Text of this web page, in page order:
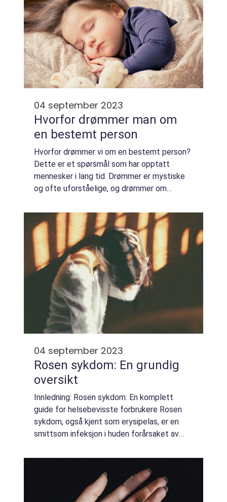
04 september 2023
Hvorfor drømmer man om
en bestemt person
Hvorfor drømmer vi om en bestemt person?
Dette er et spørsmål som har opptatt
mennesker i lang tid. Drømmer er mystiske
og ofte uforståelige, og drømmer om
forvirrende og betydningsfulle. I denne
artikkelen vil vi ut...
04 september 2023
Rosen sykdom: En grundig
oversikt
Innledning: Rosen sykdom: En komplett
guide for helsebevisste forbrukere Rosen
sykdom, også kjent som erysipelas, er en
smittsom infeksjon i huden forårsaket av
sykdommen rammer hovedsakelig det øvre